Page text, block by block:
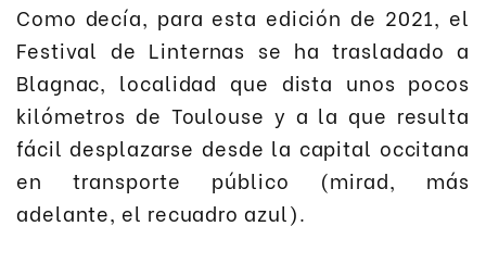
Como decía, para esta edición de 2021, el
Festival de Linternas se ha trasladado a
Blagnac, localidad que dista unos pocos
kilómetros de Toulouse y a la que resulta
fácil desplazarse desde la capital occitana
en transporte público (mirad, más
adelante, el recuadro azul).